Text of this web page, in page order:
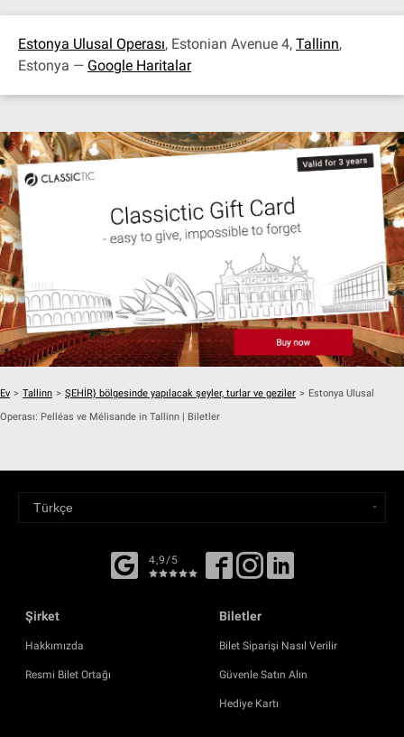
Estonya Ulusal Operası, Estonian Avenue 4, Tallinn,
Estonya — Google Haritalar
Ev > Tallinn > ŞEHİR} bölgesinde yapılacak şeyler, turlar ve geziler > Estonya Ulusal
Operası: Pelléas ve Mélisande in Tallinn | Biletler
4,9/5
Şirket
Hakkımızda
Resmi Bilet Ortağı
Biletler
Bilet Siparişi Nasıl Verilir
Güvenle Satın Alın
Hediye Kartı